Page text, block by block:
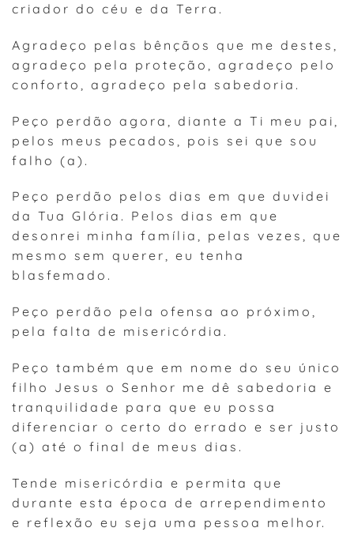
criador do céu e da Terra.
Agradeço pelas bênçãos que me destes,
agradeço pela proteção, agradeço pelo
conforto, agradeço pela sabedoria.
Peço perdão agora, diante a Ti meu pai,
pelos meus pecados, pois sei que sou
falho (a).
Peço perdão pelos dias em que duvidei
da Tua Glória. Pelos dias em que
desonrei minha família, pelas vezes, que
mesmo sem querer, eu tenha
blasfemado.
Peço perdão pela ofensa ao próximo,
pela falta de misericórdia.
Peço também que em nome do seu único
filho Jesus o Senhor me dê sabedoria e
tranquilidade para que eu possa
diferenciar o certo do errado e ser justo
(a) até o final de meus dias.
Tende misericórdia e permita que
durante esta época de arrependimento
e reflexão eu seja uma pessoa melhor.